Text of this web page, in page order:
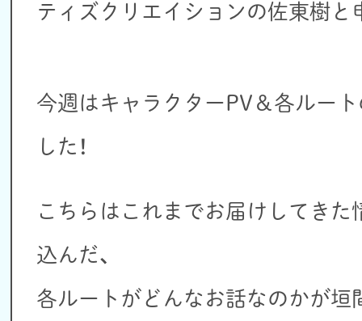
ティズクリエイションの佐東樹と
今週はキャラクターPV＆各ルー
した！
こちらはこれまでお届けしてきた
込んだ、
各ルートがどんなお話なのかが垣